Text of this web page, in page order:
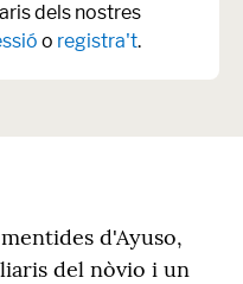
dels nostres
o registra't.
d'Ayuso,
del nòvio i un